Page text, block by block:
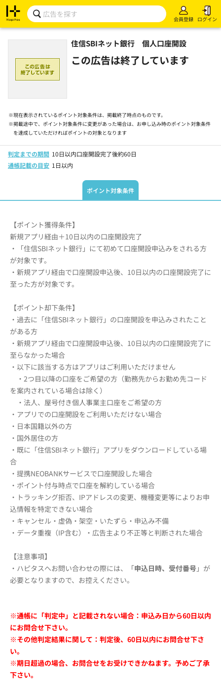
会員登録 ログイン
住信SBIネット銀行 個人口座開設
この広告は終了しています
※現在表示されているポイント対象条件は、掲載終了時点のものです。
※掲載途中で、ポイント対象条件に変更があった場合は、お申し込み時のポイント対象条件
を達成していただければポイントの対象となります
判定までの期間 10日以内口座開設完了後約60日
通帳記載の目安 1日以内
ポイント対象条件
【ポイント獲得条件】
新規アプリ経由＋10日以内の口座開設完了
・「住信SBIネット銀行」にて初めて口座開設申込みをされる方
が対象です。
・新規アプリ経由で口座開設申込後、10日以内の口座開設完了に
至った方が対象です。
【ポイント却下条件】
・過去に「住信SBIネット銀行」の口座開設を申込みされたこと
がある方
・新規アプリ経由で口座開設申込後、10日以内の口座開設完了に
至らなかった場合
・以下に該当する方はアプリはご利用いただけません
・2つ目以降の口座をご希望の方（勤務先からお勤め先コード
を案内されている場合は除く）
・法人、屋号付き個人事業主口座をご希望の方
・アプリでの口座開設をご利用いただけない場合
・日本国籍以外の方
・国外居住の方
・既に「住信SBIネット銀行」アプリをダウンロードしている場
合
・提携NEOBANKサービスで口座開設した場合
・ポイント付与時点で口座を解約している場合
・トラッキング拒否、IPアドレスの変更、機種変更等によりお申
込情報を特定できない場合
・キャンセル・虚偽・架空・いたずら・申込み不備
・データ重複（IP含む）・広告主より不正等と判断された場合
【注意事項】
・ハピタスへお問い合わせの際には、「申込日時、受付番号」が
必要となりますので、お控えください。
※通帳に「判定中」と記載されない場合：申込み日から60日以内
にお問合せ下さい。
※その他判定結果に関して：判定後、60日以内にお問合せ下さ
い。
※期日超過の場合、お問合せをお受けできかねます。予めご了承
下さい。